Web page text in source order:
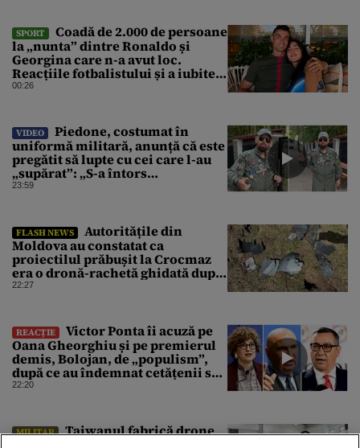
SPORT
Coadă de 2.000 de persoane
la „nunta” dintre Ronaldo și
Georgina care n-a avut loc.
Reacțiile fotbalistului și a iubitei
sale pe social media
00:26
VIDEO
Piedone, costumat în
uniformă militară, anunță că este
pregătit să lupte cu cei care l-au
„supărat”: „S-a întors
boomerangul”
23:59
FLASH NEWS
Autoritățile din
Moldova au constatat ca
proiectilul prăbușit la Crocmaz
era o dronă-rachetă ghidată după
finalizarea primei investigații
22:27
REACȚIE
Victor Ponta îi acuză pe
Oana Gheorghiu și pe premierul
demis, Bolojan, de „populism”,
după ce au îndemnat cetățenii să
reducă consumul energetic
22:20
MILITAR
⁠Taiwanul fabrică drone